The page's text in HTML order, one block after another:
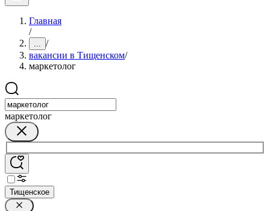
Главная
/
... /
вакансии в Тищенском/
маркетолог
маркетолог
Тищенское